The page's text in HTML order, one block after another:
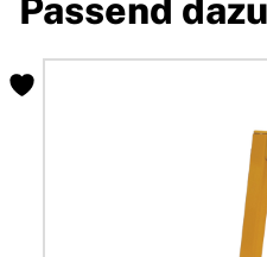
Passend dazu